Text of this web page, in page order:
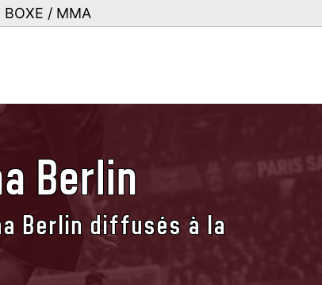
BOXE / MMA
Berlin
Berlin diffusés à la